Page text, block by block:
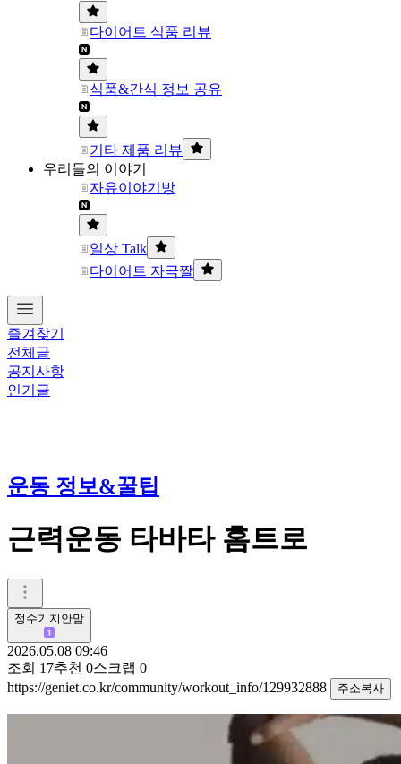
다이어트 식품 리뷰
식품&간식 정보 공유
기타 제품 리뷰
우리들의 이야기
자유이야기방
일상 Talk
다이어트 자극짤
즐겨찾기
전체글
공지사항
인기글
운동 정보&꿀팁
근력운동 타바타 홈트로
정수기지안맘
2026.05.08 09:46
조회 17추천 0스크랩 0
https://geniet.co.kr/community/workout_info/129932888
주소복사